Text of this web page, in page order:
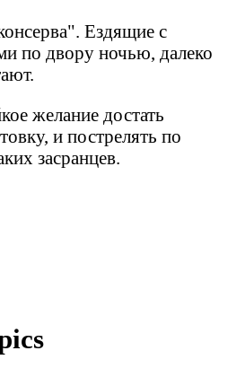
Ездящие с
по двору ночью, далеко
желание достать
и пострелять по
засранцев.